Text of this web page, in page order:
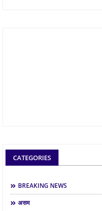
CATEGORIES
BREAKING NEWS
असम